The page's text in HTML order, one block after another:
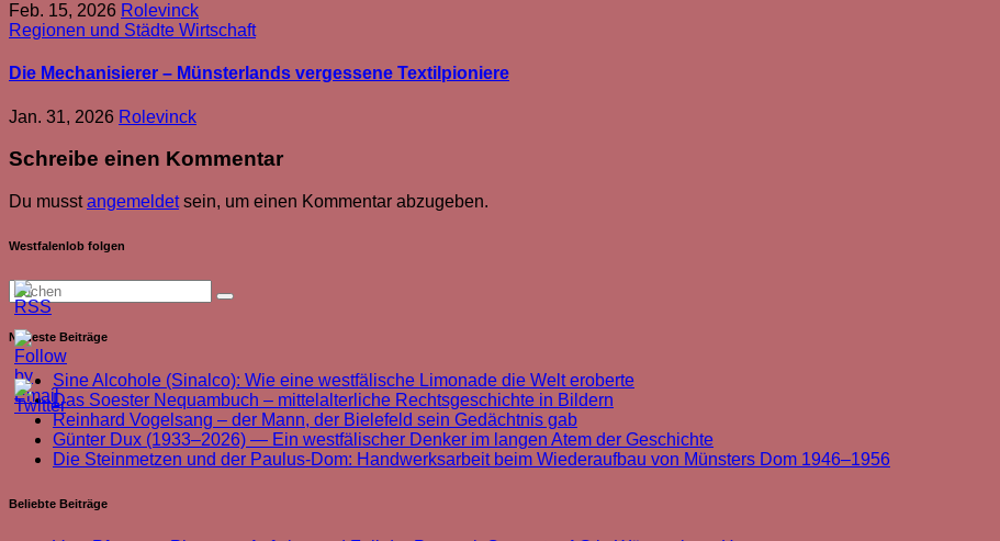
Feb. 15, 2026 Rolevinck
Regionen und Städte Wirtschaft
Die Mechanisierer – Münsterlands vergessene Textilpioniere
Jan. 31, 2026 Rolevinck
Schreibe einen Kommentar
Du musstangemeldetsein, um einen Kommentar abzugeben.
Westfalenlob folgen
Neueste Beiträge
Sine Alcohole (Sinalco): Wie eine westfälische Limonade die Welt eroberte
Das Soester Nequambuch – mittelalterliche Rechtsgeschichte in Bildern
Reinhard Vogelsang – der Mann, der Bielefeld sein Gedächtnis gab
Günter Dux (1933–2026) — Ein westfälischer Denker im langen Atem der Geschichte
Die Steinmetzen und der Paulus-Dom: Handwerksarbeit beim Wiederaufbau von Münsters Dom 1946–1956
Beliebte Beiträge